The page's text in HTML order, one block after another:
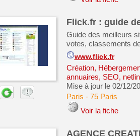
Flick.fr : guide
Guide des meilleurs
votes, classements
www.flick.fr
Création,
annuaires, SEO,
Mise à jour le 02/12/
Paris - 75 Paris
Voir la fiche
AGENCE